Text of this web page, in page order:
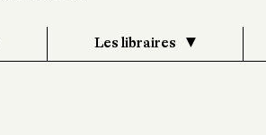
Les libraires